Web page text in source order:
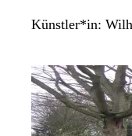
Künstler*in: